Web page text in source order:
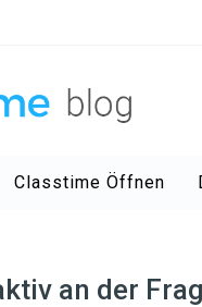
Classtime Öffnen
an der